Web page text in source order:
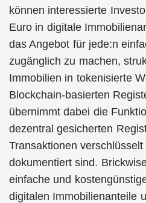
können interessierte
Euro in digitale
das Angebot für jede:n
zugänglich zu machen,
Immobilien in tokenisierte
Blockchain-basierten
übernimmt dabei die
dezentral gesicherten
Transaktionen
dokumentiert sind.
einfache und
digitalen Immobilienanteile